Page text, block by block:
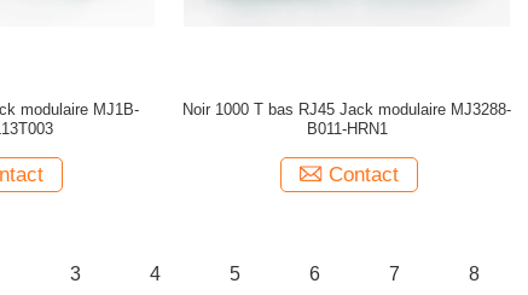
modulaire MJ1B-
Noir 1000 T bas RJ45 Jack modulaire MJ3288-
B011-HRN1
Contact
3 4 5 6 7 8